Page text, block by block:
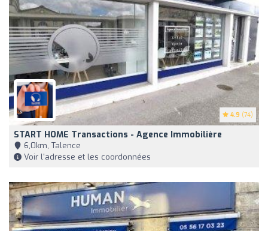
4.9 (74)
START HOME Transactions - Agence Immobilière
6,0km, Talence
Voir l'adresse et les coordonnées